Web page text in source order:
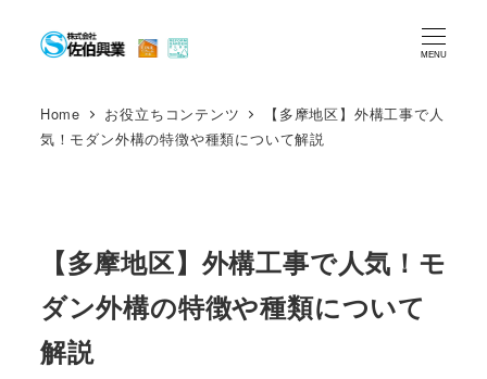
MENU
Home お役立ちコンテンツ
【多摩地区】外構工事で人
気！モダン外構の特徴や種類について解説
【多摩地区】外構工事で人気！モ
ダン外構の特徴や種類について
解説